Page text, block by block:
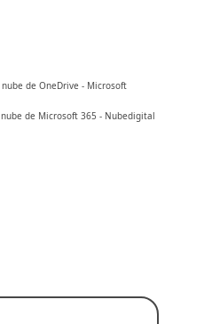
de OneDrive - Microsoft
de Microsoft 365 - Nubedigital